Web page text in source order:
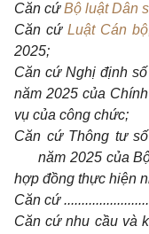
Căn cứBộ luật Dân
Căn cứ Luật Cán
2025;
Căn cứ Nghị định số
năm 2025 của
vụ của công chức;
Căn cứ Thông tư
năm 2025 của Bộ
hợp đồng thực hiện
Căn cứ
Căn cứ nhu cầu và